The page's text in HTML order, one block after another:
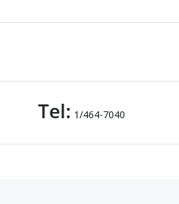
Tel: 1/464-7040